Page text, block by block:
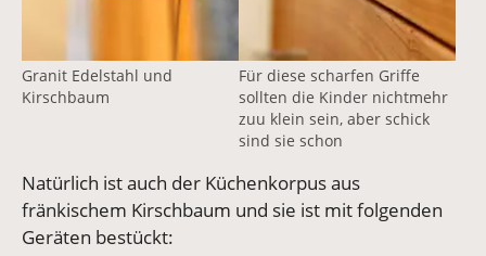
Granit Edelstahl und
Kirschbaum
Für diese scharfen Griffe
sollten die Kinder nichtmehr
zuu klein sein, aber schick
sind sie schon
Natürlich ist auch der Küchenkorpus aus
fränkischem Kirschbaum und sie ist mit folgenden
Geräten bestückt: